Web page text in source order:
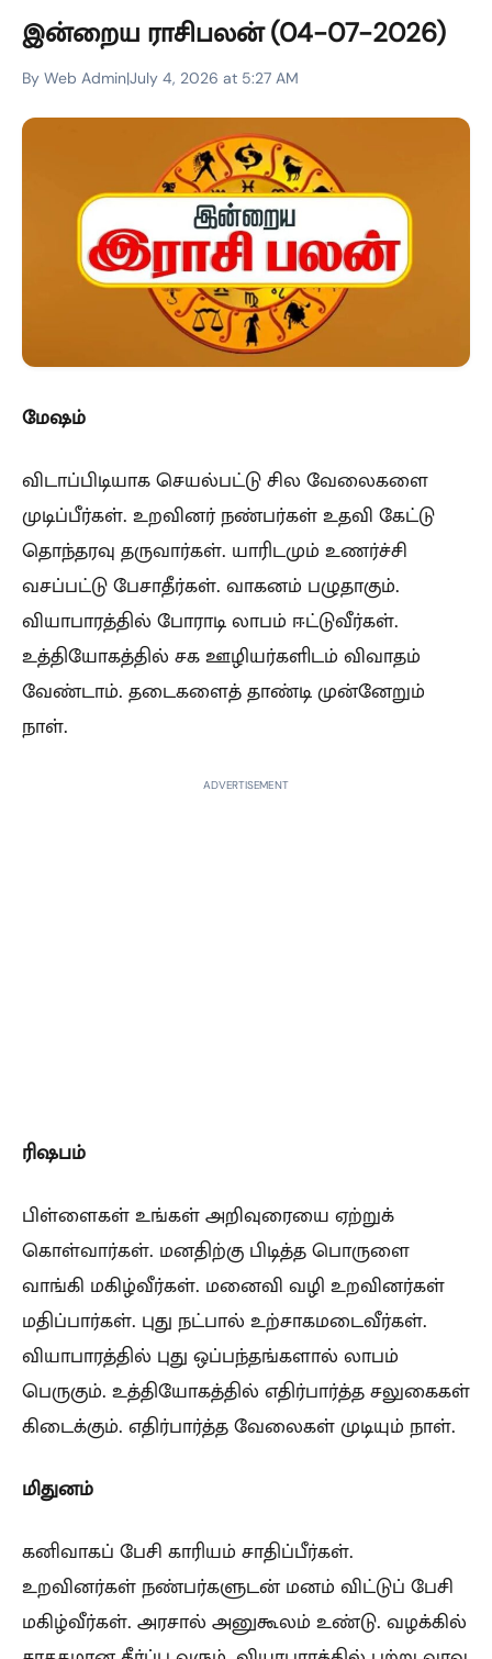
இன்றைய ராசிபலன் (04-07-2026)
By Web Admin|July 4, 2026 at 5:27 AM
மேஷம்
விடாப்பிடியாக செயல்பட்டு சில வேலைகளை
முடிப்பீர்கள். உறவினர் நண்பர்கள் உதவி கேட்டு
தொந்தரவு தருவார்கள். யாரிடமும் உணர்ச்சி
வசப்பட்டு பேசாதீர்கள். வாகனம் பழுதாகும்.
வியாபாரத்தில் போராடி லாபம் ஈட்டுவீர்கள்.
உத்தியோகத்தில் சக ஊழியர்களிடம் விவாதம்
வேண்டாம். தடைகளைத் தாண்டி முன்னேறும்
நாள்.
ADVERTISEMENT
ரிஷபம்
பிள்ளைகள் உங்கள் அறிவுரையை ஏற்றுக்
கொள்வார்கள். மனதிற்கு பிடித்த பொருளை
வாங்கி மகிழ்வீர்கள். மனைவி வழி உறவினர்கள்
மதிப்பார்கள். புது நட்பால் உற்சாகமடைவீர்கள்.
வியாபாரத்தில் புது ஒப்பந்தங்களால் லாபம்
பெருகும். உத்தியோகத்தில் எதிர்பார்த்த சலுகைகள்
கிடைக்கும். எதிர்பார்த்த வேலைகள் முடியும் நாள்.
மிதுனம்
கனிவாகப் பேசி காரியம் சாதிப்பீர்கள்.
உறவினர்கள் நண்பர்களுடன் மனம் விட்டுப் பேசி
மகிழ்வீர்கள். அரசால் அனுகூலம் உண்டு. வழக்கில்